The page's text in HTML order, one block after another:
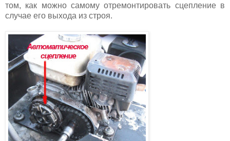
том, как можно самому отремонтировать сцепление в
случае его выхода из строя.